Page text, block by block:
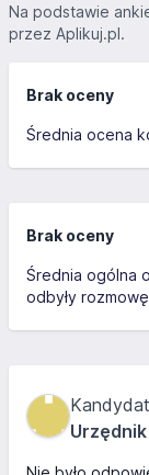
Na podstawie
przez Aplikuj.pl.
Brak oceny
Średnia ocena
Brak oceny
Średnia ogólna
odbyły
Urzędnik